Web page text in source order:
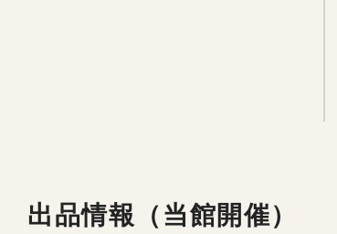
出品情報（当館開催）